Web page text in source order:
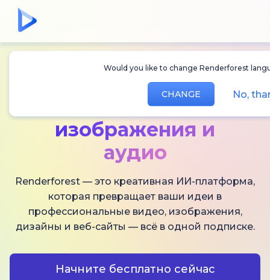
Would you like to change Renderforest
CHANGE No,
СоздавайтеИИ-
видео,
изображения и
аудио
Renderforest — это креативная ИИ-платформа,
которая превращает ваши идеи в
профессиональные видео, изображения,
дизайны и веб-сайты — всё в одной подписке.
Начните бесплатно сейчас